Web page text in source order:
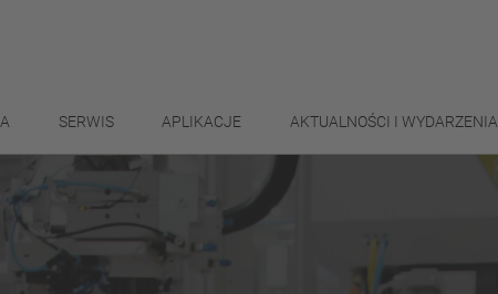
SERWIS APLIKACJE AKTUALNOŚCI I WYDARZENIA